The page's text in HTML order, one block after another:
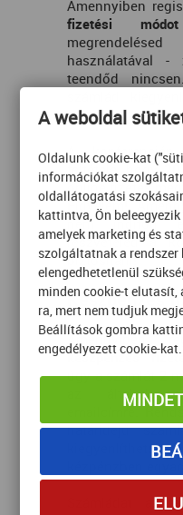
Amennyiben
fizetési módot
használatával
teendőd
Számalk Zrt.
A konferencián
feltétele, hogy
online fizetés
Figyelem!
nem indítod
részvételed a
biztosítani!
Készpénzes
Amennyiben
készpénzes
úgy a számlát 2
az általad
emailcímre.
határidejű
Számládat az
A weboldal
Oldalunk cookie-kat
információkat
oldallátogatási
kattintva, Ön
amelyek marketing és
szolgáltatnak a
elengedhetetlenül
minden cookie-t
ra, mert nem tudjuk
Beállítások gombra
engedélyezett cookie-kat.